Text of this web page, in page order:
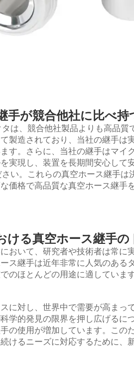
手が競合他社に比べ持
は、競合他社製品よりも高品質
製造されており、当社の継手は
す。さらに、当社の継手はマイ
実現し、装置を長期間安心して
い。これらの真空ホース継手は
価格で高品質な真空ホース継手
ける真空ホース継手
おいて、研究者や技術者は常に
ス継手は近年非常に人気のある
のほとんどの用途に適しています
に対し、世界中で需要が高まっ
学的発見の限界を押し広げるに
の使用が増加しています。この
けるニーズに対応するために、